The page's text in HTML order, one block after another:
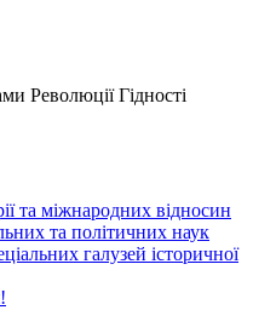
Революції Гідності
та міжнародних відносин
та політичних наук
галузей історичної